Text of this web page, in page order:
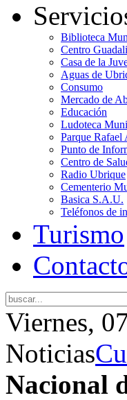
Biblioteca
Centro
Casa de la
Aguas de
Consumo
Mercado de
Educación
Ludoteca
Parque Rafael
Punto de
Centro de
Radio Ubrique
Cementerio
Basica S.A.U.
Teléfonos de
Turismo
Viernes,
Noticias
Nacional